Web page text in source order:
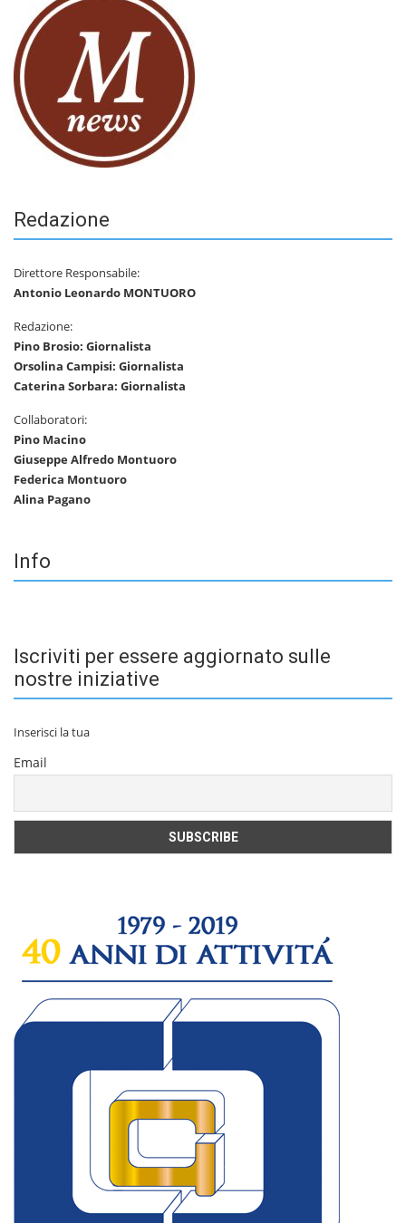
Redazione
Direttore Responsabile:
Antonio Leonardo MONTUORO
Redazione:
Pino Brosio: Giornalista
Orsolina Campisi: Giornalista
Caterina Sorbara: Giornalista
Collaboratori:
Pino Macino
Giuseppe Alfredo Montuoro
Federica Montuoro
Alina Pagano
Info
Iscriviti per essere aggiornato sulle
nostre iniziative
Inserisci la tua
Email